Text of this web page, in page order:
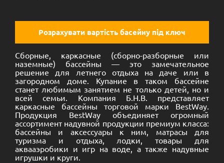
Розрахувати вартість басейну під ключ
Сборные, каркасные (сборно-разборные или
наземные) бассейны — это замечательное
решение для летнего отдыха на даче или в
загородном доме. Купание в таком бассейне
станет любимым занятием не только детей, но и
всей семьи. Компания Б.Н.В. представляет
каркасные бассейны торговой марки BestWay.
Продукция BestWay объединяет огромный
ассортимент надувной продукции премиум класса:
бассейны и аксессуары к ним, матрасы для
туризма и отдыха, лодки, товары для
аквааэробики и игр на воде, а также надувные
игрушки и круги.